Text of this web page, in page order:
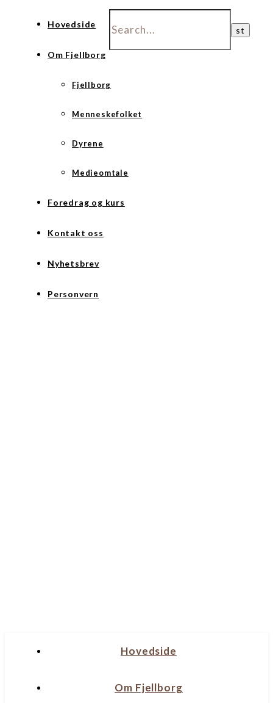
Hovedside
Om Fjellborg
Fjellborg
Menneskefolket
Dyrene
Medieomtale
Foredrag og kurs
Kontakt oss
Nyhetsbrev
Personvern
Hovedside
Om Fjellborg